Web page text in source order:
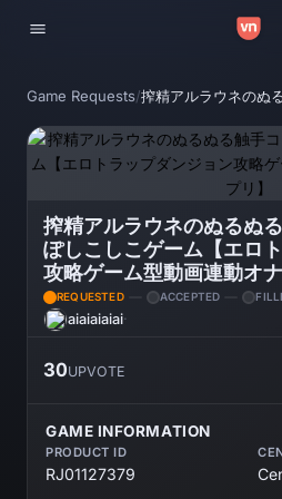
Toggle navigation
Game Requests/
搾精アルラウネのぬるぬ
ぽしこしこゲーム【エロ
攻略ゲーム型動画連動オナ
REQUESTED ACCEPTED
aiaiaiaiai·
30UPVOTE
GAME INFORMATION
PRODUCT ID
RJ01127379